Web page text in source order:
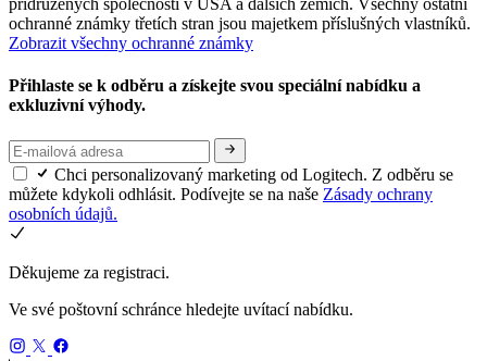
přidružených společností v USA a dalších zemích. Všechny ostatní
ochranné známky třetích stran jsou majetkem příslušných vlastníků.
Zobrazit všechny ochranné známky
Přihlaste se k odběru a získejte svou speciální nabídku a
exkluzivní výhody.
Chci personalizovaný marketing od Logitech. Z odběru se
můžete kdykoli odhlásit. Podívejte se na naše Zásady ochrany
osobních údajů.
Děkujeme za registraci.
Ve své poštovní schránce hledejte uvítací nabídku.